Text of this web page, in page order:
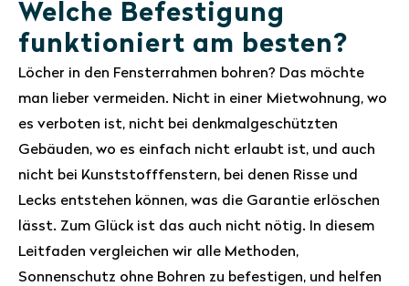
Welche Befestigung
funktioniert am besten?
Löcher in den Fensterrahmen bohren? Das möchte
man lieber vermeiden. Nicht in einer Mietwohnung, wo
es verboten ist, nicht bei denkmalgeschützten
Gebäuden, wo es einfach nicht erlaubt ist, und auch
nicht bei Kunststofffenstern, bei denen Risse und
Lecks entstehen können, was die Garantie erlöschen
lässt. Zum Glück ist das auch nicht nötig. In diesem
Leitfaden vergleichen wir alle Methoden,
Sonnenschutz ohne Bohren zu befestigen, und helfen